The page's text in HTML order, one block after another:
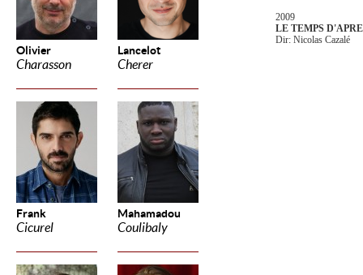
Olivier
Charasson
Lancelot
Cherer
Frank
Cicurel
Mahamadou
Coulibaly
2009
LE TEMPS
Dir: Nicolas Cazalé